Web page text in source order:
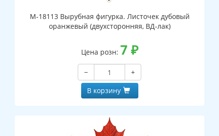
М-18113 Вырубная фигурка. Листочек дубовый
оранжевый (двухсторонняя, ВД-лак)
Цена розн: 7 ₽
−
+
В корзину